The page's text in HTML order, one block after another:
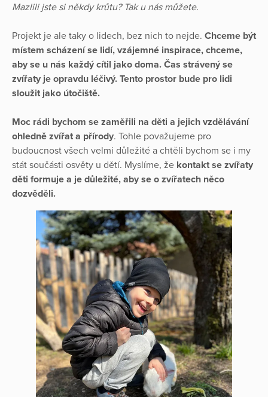
Mazlili jste si někdy krůtu? Tak u nás můžete.
Projekt je ale taky o lidech, bez nich to nejde. Chceme být
místem scházení se lidí, vzájemné inspirace, chceme,
aby se u nás každý cítil jako doma. Čas strávený se
zvířaty je opravdu léčivý. Tento prostor bude pro lidi
sloužit jako útočiště.
Moc rádi bychom se zaměřili na děti a jejich vzdělávání
ohledně zvířat a přírody. Tohle považujeme pro
budoucnost všech velmi důležité a chtěli bychom se i my
stát součásti osvěty u dětí. Myslíme, že kontakt se zvířaty
děti formuje a je důležité, aby se o zvířatech něco
dozvěděli.